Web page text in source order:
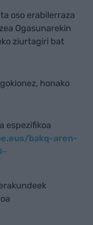
oso erabilerraza
Ogasunarekin
ziurtagiri bat
honako
espezifikoa
bakq-aren-